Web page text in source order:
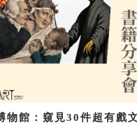
物館：窺見30件超有戲